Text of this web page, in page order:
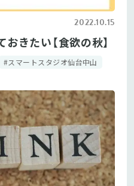
2022.10.15
きたい【食欲の秋】
#スマートスタジオ仙台中山